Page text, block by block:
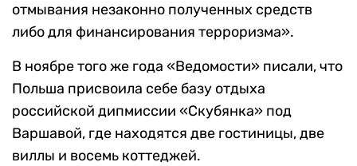
отмывания незаконно полученных средств
либо для финансирования терроризма».
В ноябре того же года «Ведомости» писали, что
Польша присвоила себе базу отдыха
российской дипмиссии «Скубянка» под
Варшавой, где находятся две гостиницы, две
виллы и восемь коттеджей.